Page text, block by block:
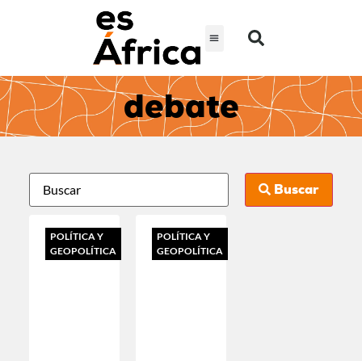
debate
Buscar
POLÍTICA Y
GEOPOLÍTICA
POLÍTICA Y
GEOPOLÍTICA